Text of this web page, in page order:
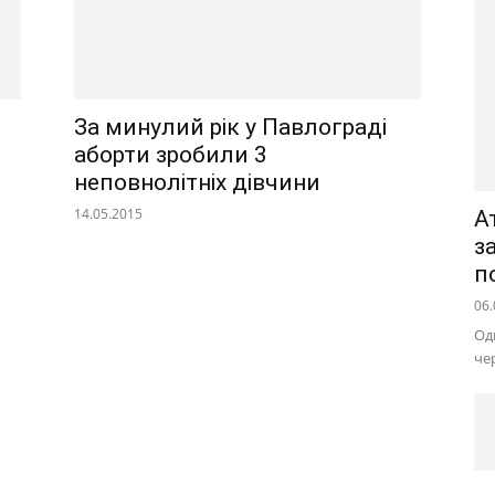
За минулий рік у Павлограді
аборти зробили 3
неповнолітніх дівчини
14.05.2015